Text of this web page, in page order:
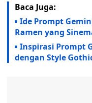
Baca Juga:
Ide Prompt
Ramen yang
Inspirasi Prompt
dengan Style